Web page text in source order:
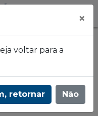
VIVO - 2928
×
voltar para a
retornar Não